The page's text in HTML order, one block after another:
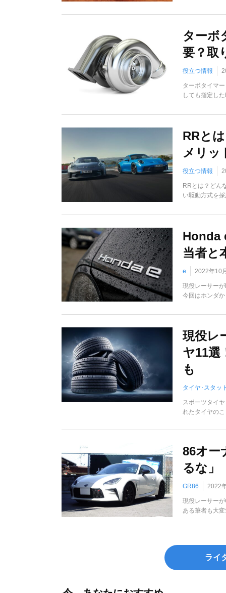
ターボ
要？取
役立つ情報
ターボタイマ
しても指定し
RRと
メリッ
役立つ情報
RRとは？どん
い駆動方式を
Honda
当者と
e 2022年10
現役レーサー
今回はホンダ
現役レ
ヤ11選
も
タイヤ･スタッ
スポーツタイ
れたタイヤの
86オー
るな」
GR86 2022
現役レーサー
ある筆者も大
ライ